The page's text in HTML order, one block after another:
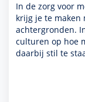
In de zorg voor
krijg je te
achter­gronden.
culturen op hoe
daarbij stil te